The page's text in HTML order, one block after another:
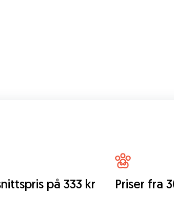
på 333 kr
Priser fra